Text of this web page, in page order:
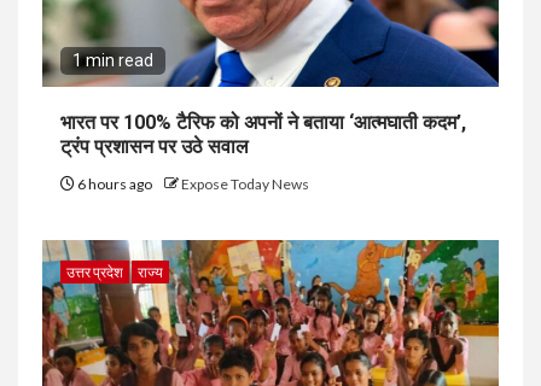
1 min read
भारत पर 100% टैरिफ को अपनों ने बताया ‘आत्मघाती कदम’,
ट्रंप प्रशासन पर उठे सवाल
6 hours ago Expose Today News
उत्तर प्रदेश राज्य